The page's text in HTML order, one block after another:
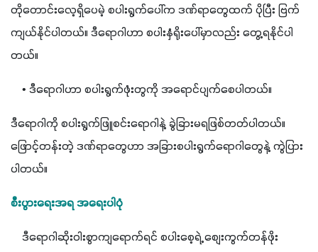
တိုတောင်းလေ့ရှိပေမဲ့ စပါးရွက်ပေါ်က ဒဏ်ရာတွေထက် ပိုပြီး ဗြက်
ကျယ်နိုင်ပါတယ်။ ဒီရောဂါဟာ စပါးနှံရိုးပေါ်မှာလည်း တွေ့ရနိုင်ပါ
တယ်။
• ဒီရောဂါဟာ စပါးရွက်ဖုံးတွကို အရောင်ပျက်စေပါတယ်။
ဒီရောဂါကို စပါးရွက်ဖြူစင်းရောဂါနဲ့ ခွဲခြားမရဖြစ်တတ်ပါတယ်။
ဖြောင့်တန်းတဲ့ ဒဏ်ရာတွေဟာ အခြားစပါးရွက်ရောဂါတွေနဲ့ ကွဲပြား
ပါတယ်။
စီးပွားရေးအရ အရေးပါပုံ
ဒီရောဂါဆိုးဝါးစွာကျရောက်ရင် စပါးစေ့ရဲ့ စျေးကွက်တန်ဖိုး